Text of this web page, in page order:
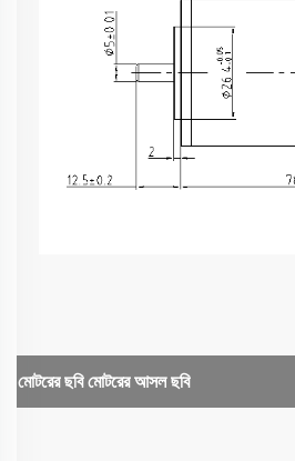
মোটরের ছবিমোটরের আসল ছবি